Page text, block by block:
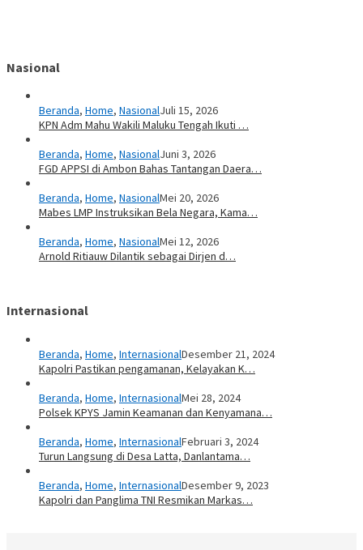
Nasional
Beranda, Home, NasionalJuli 15, 2026
KPN Adm Mahu Wakili Maluku Tengah Ikuti …
Beranda, Home, NasionalJuni 3, 2026
FGD APPSI di Ambon Bahas Tantangan Daera…
Beranda, Home, NasionalMei 20, 2026
Mabes LMP Instruksikan Bela Negara, Kama…
Beranda, Home, NasionalMei 12, 2026
Arnold Ritiauw Dilantik sebagai Dirjen d…
Internasional
Beranda, Home, InternasionalDesember 21, 2024
Kapolri Pastikan pengamanan, Kelayakan K…
Beranda, Home, InternasionalMei 28, 2024
Polsek KPYS Jamin Keamanan dan Kenyamana…
Beranda, Home, InternasionalFebruari 3, 2024
Turun Langsung di Desa Latta, Danlantama…
Beranda, Home, InternasionalDesember 9, 2023
Kapolri dan Panglima TNI Resmikan Markas…